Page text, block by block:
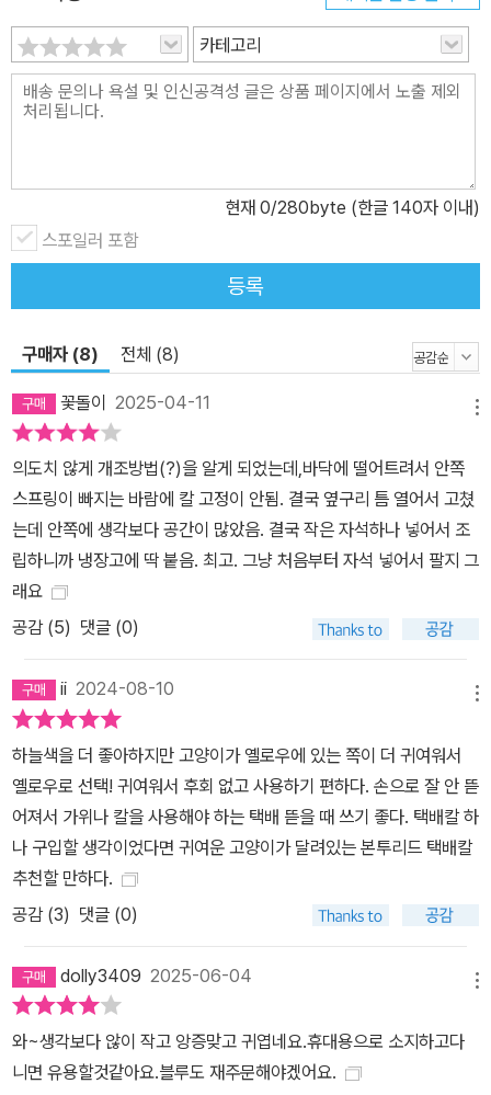
카테고리
현재 0/280byte (한글 140자 이내)
스포일러 포함
등록
구매자 (8) 전체 (8)
꽃돌이 2025-04-11
의도치 않게 개조방법(?)을 알게 되었는데,바닥에 떨어트려서 안쪽
스프링이 빠지는 바람에 칼 고정이 안됨. 결국 옆구리 틈 열어서 고쳤
는데 안쪽에 생각보다 공간이 많았음. 결국 작은 자석하나 넣어서 조
립하니까 냉장고에 딱 붙음. 최고. 그냥 처음부터 자석 넣어서 팔지 그
래요
공감 (5) 댓글 (0)
ii 2024-08-10
하늘색을 더 좋아하지만 고양이가 옐로우에 있는 쪽이 더 귀여워서
옐로우로 선택! 귀여워서 후회 없고 사용하기 편하다. 손으로 잘 안 뜯
어져서 가위나 칼을 사용해야 하는 택배 뜯을 때 쓰기 좋다. 택배칼 하
나 구입할 생각이었다면 귀여운 고양이가 달려있는 본투리드 택배칼
추천할 만하다.
공감 (3) 댓글 (0)
dolly3409 2025-06-04
와~생각보다 않이 작고 앙증맞고 귀엽네요.휴대용으로 소지하고다
니면 유용할것같아요.블루도 재주문해야겠어요.